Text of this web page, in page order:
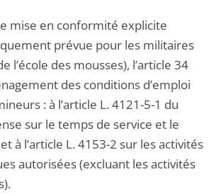
mise en conformité explicite
prévue pour les militaires
l’école des mousses), l’article 34
des conditions d’emploi
: à l’article L. 4121-5-1 du
sur le temps de service et le
à l’article L. 4153-2 sur les activités
autorisées (excluant les activités